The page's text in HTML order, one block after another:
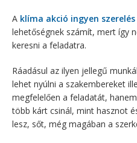
A ​ klíma akció ingyen
lehetőségnek számít, mert így
keresni a feladatra.
Ráadásul az ilyen jellegű
lehet nyúlni a szakembereket
megfelelően a feladatát,
több kárt csinál, mint hasznot
lesz, sőt, még magában a